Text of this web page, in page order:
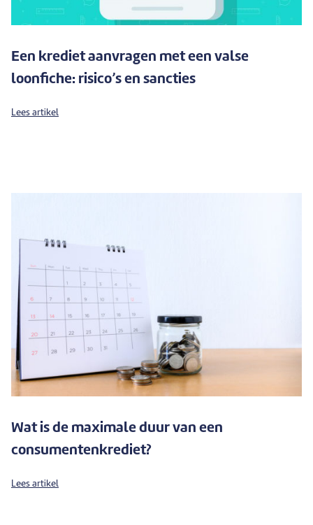
Een krediet aanvragen met een valse
loonfiche: risico’s en sancties
Lees artikel
Wat is de maximale duur van een
consumentenkrediet?
Lees artikel